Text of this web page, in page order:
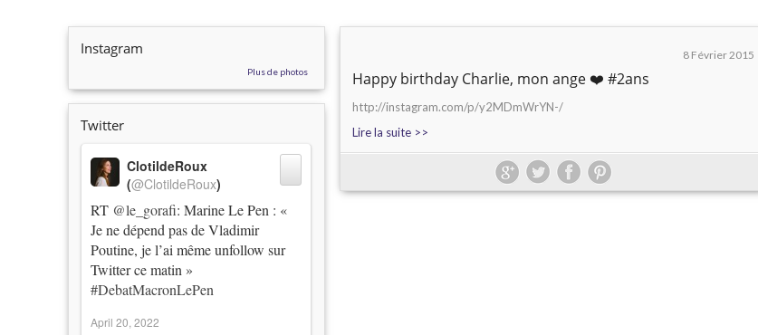
Instagram
Plus de photos
Twitter
RT @le_gorafi: Marine Le Pen : «
Je ne dépend pas de Vladimir
Poutine, je l’ai même unfollow sur
Twitter ce matin »
#DebatMacronLePen
ClotildeRoux
(@ClotildeRoux)
April 20, 2022
8 Février 2015
Happy birthday Charlie, mon ange ❤️ #2ans
http://instagram.com/p/y2MDmWrYN-/
Lire la suite >>